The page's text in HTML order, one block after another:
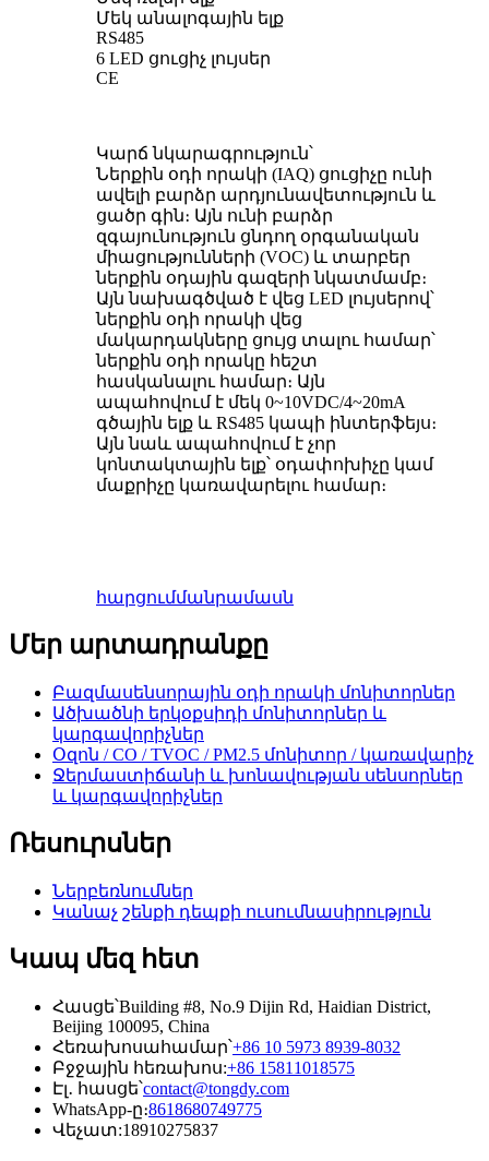
Մեկ անալոգային ելք
RS485
6 LED ցուցիչ լույսեր
CE
Կարճ նկարագրություն՝
Ներքին օդի որակի (IAQ) ցուցիչը ունի
ավելի բարձր արդյունավետություն և
ցածր գին։ Այն ունի բարձր
զգայունություն ցնդող օրգանական
միացությունների (VOC) և տարբեր
ներքին օդային գազերի նկատմամբ։
Այն նախագծված է վեց LED լույսերով՝
ներքին օդի որակի վեց
մակարդակները ցույց տալու համար՝
ներքին օդի որակը հեշտ
հասկանալու համար։ Այն
ապահովում է մեկ 0~10VDC/4~20mA
գծային ելք և RS485 կապի ինտերֆեյս։
Այն նաև ապահովում է չոր
կոնտակտային ելք՝ օդափոխիչը կամ
մաքրիչը կառավարելու համար։
հարցումմանրամասն
Մեր արտադրանքը
Բազմասենսորային օդի որակի մոնիտորներ
Ածխածնի երկօքսիդի մոնիտորներ և
կարգավորիչներ
Օզոն / CO / TVOC / PM2.5 մոնիտոր / կառավարիչ
Ջերմաստիճանի և խոնավության սենսորներ
և կարգավորիչներ
Ռեսուրսներ
Ներբեռնումներ
Կանաչ շենքի դեպքի ուսումնասիրություն
Կապ մեզ հետ
Հասցե՝Building #8, No.9 Dijin Rd, Haidian District,
Beijing 100095, China
Հեռախոսահամար՝+86 10 5973 8939-8032
Բջջային հեռախոս:+86 15811018575
Էլ․ հասցե՝contact@tongdy.com
WhatsApp-ը։8618680749775
Վեչատ:18910275837